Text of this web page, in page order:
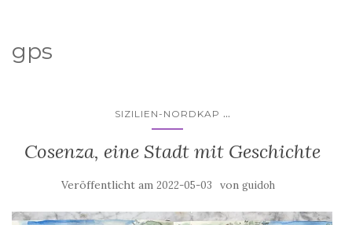
gps
SIZILIEN-NORDKAP ...
Cosenza, eine Stadt mit Geschichte
Veröffentlicht am 2022-05-03 von guidoh